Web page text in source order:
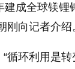
建成全球镁锂
向记者介绍
循环利用是转